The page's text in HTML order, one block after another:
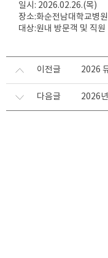
일시: 2026.02.26.(목)
장소:화순전남대학교병
대상:원내 방문객 및 직원
이전글 2026
다음글